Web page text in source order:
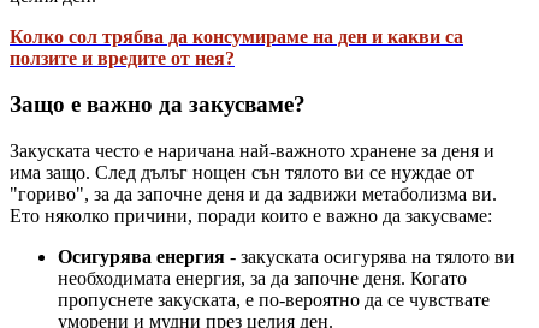
Колко сол трябва да консумираме на ден и какви са
ползите и вредите от нея?
Защо е важно да закусваме?
Закуската често е наричана най-важното хранене за деня и
има защо. След дълъг нощен сън тялото ви се нуждае от
"гориво", за да започне деня и да задвижи метаболизма ви.
Ето няколко причини, поради които е важно да закусваме:
Осигурява енергия - закуската осигурява на тялото ви
необходимата енергия, за да започне деня. Когато
пропуснете закуската, е по-вероятно да се чувствате
уморени и мудни през целия ден.